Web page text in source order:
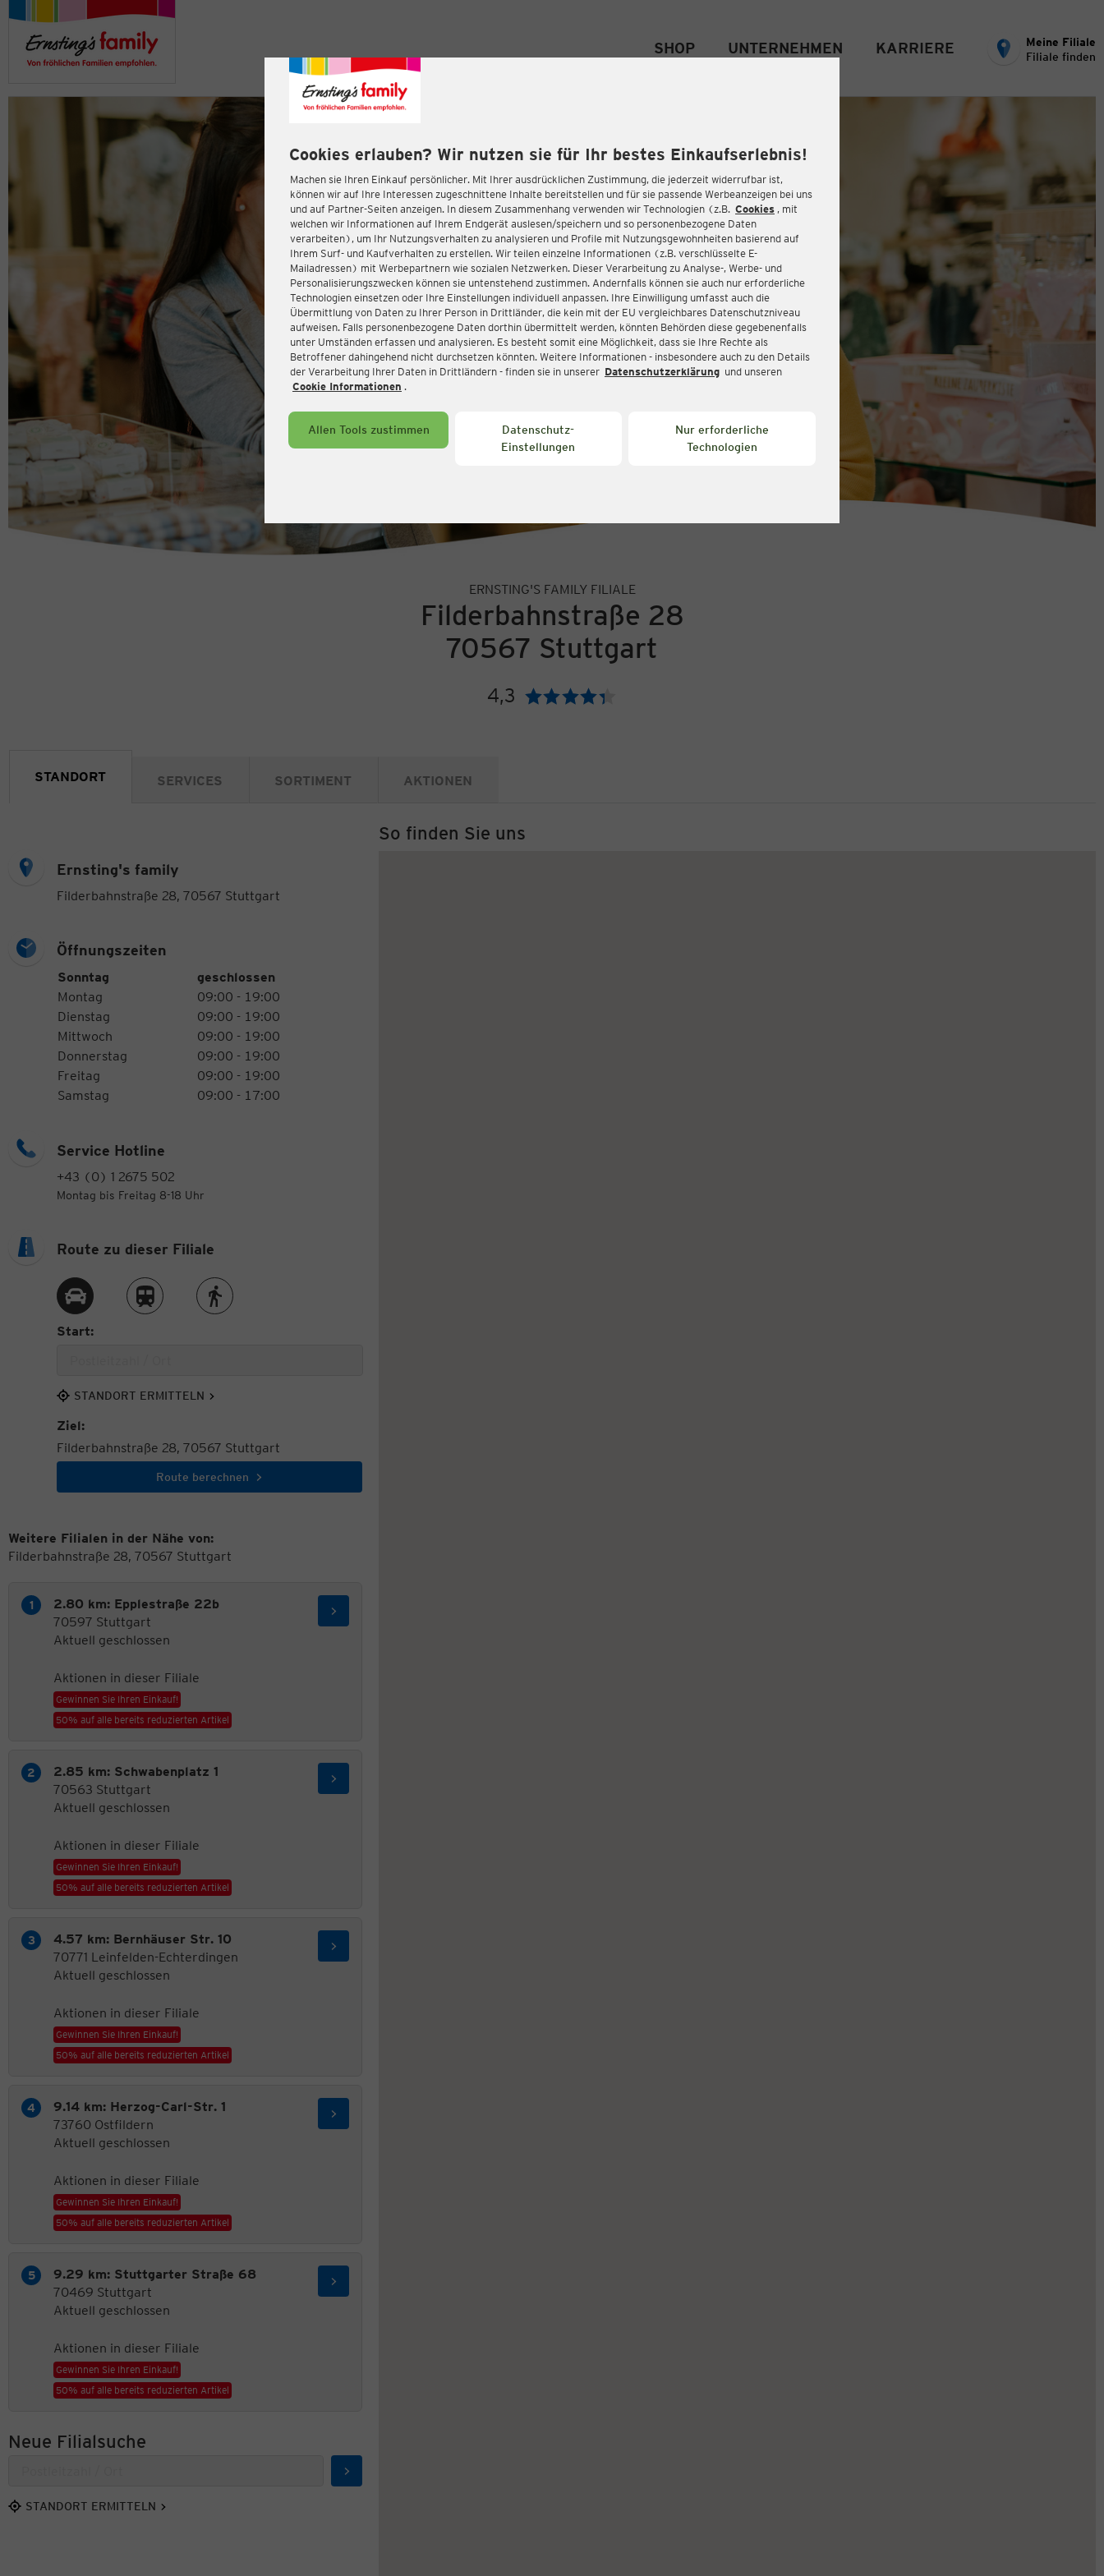
Cookies erlauben? Wir nutzen sie für Ihr bestes Einkaufserlebnis!
Machen sie Ihren Einkauf persönlicher. Mit Ihrer ausdrücklichen Zustimmung, die jederzeit widerrufbar ist,
können wir auf Ihre Interessen zugeschnittene Inhalte bereitstellen und für sie passende Werbeanzeigen bei uns
und auf Partner-Seiten anzeigen. In diesem Zusammenhang verwenden wir Technologien (z.B. Cookies , mit
welchen wir Informationen auf Ihrem Endgerät auslesen/speichern und so personenbezogene Daten
verarbeiten), um Ihr Nutzungsverhalten zu analysieren und Profile mit Nutzungsgewohnheiten basierend auf
Ihrem Surf- und Kaufverhalten zu erstellen. Wir teilen einzelne Informationen (z.B. verschlüsselte E-
Mailadressen) mit Werbepartnern wie sozialen Netzwerken. Dieser Verarbeitung zu Analyse-, Werbe- und
Personalisierungszwecken können sie untenstehend zustimmen. Andernfalls können sie auch nur erforderliche
Technologien einsetzen oder Ihre Einstellungen individuell anpassen. Ihre Einwilligung umfasst auch die
Übermittlung von Daten zu Ihrer Person in Drittländer, die kein mit der EU vergleichbares Datenschutzniveau
aufweisen. Falls personenbezogene Daten dorthin übermittelt werden, könnten Behörden diese gegebenenfalls
unter Umständen erfassen und analysieren. Es besteht somit eine Möglichkeit, dass sie Ihre Rechte als
Betroffener dahingehend nicht durchsetzen könnten. Weitere Informationen - insbesondere auch zu den Details
der Verarbeitung Ihrer Daten in Drittländern - finden sie in unserer Datenschutzerklärung und unseren
Cookie Informationen .
Allen Tools zustimmen
Datenschutz-
Einstellungen
Nur erforderliche
Technologien
SHOP UNTERNEHMEN KARRIERE
Meine Filiale
Filiale finden
ERNSTING'S FAMILY FILIALE
Filderbahnstraße 28
70567 Stuttgart
4,3 Bewertung:
STANDORT SERVICES SORTIMENT AKTIONEN
Ernsting's family
Filderbahnstraße 28, 70567 Stuttgart
Öffnungszeiten
Öffnungszeiten
Wochentag
Sonntag
geschlossen
Montag
09:00 - 19:00
Dienstag
09:00 - 19:00
Mittwoch
09:00 - 19:00
Donnerstag
09:00 - 19:00
Freitag
09:00 - 19:00
Samstag
09:00 - 17:00
Service Hotline
+43 (0) 1 2675 502
Montag bis Freitag 8-18 Uhr
So finden Sie uns
Route zu dieser Filiale
Route per AutoRoute per ZugRoute zu Fuß
Start:
STANDORT ERMITTELN
Ziel:
Filderbahnstraße 28, 70567 Stuttgart
Route berechnen
Weitere Filialen in der Nähe von:
Filderbahnstraße 28, 70567 Stuttgart
2.80 km: Epplestraße 22b
70597 Stuttgart
Aktuell geschlossen
Aktionen in dieser Filiale
Gewinnen Sie Ihren Einkauf!
50% auf alle bereits reduzierten Artikel
2.85 km: Schwabenplatz 1
70563 Stuttgart
Aktuell geschlossen
Aktionen in dieser Filiale
Gewinnen Sie Ihren Einkauf!
50% auf alle bereits reduzierten Artikel
4.57 km: Bernhäuser Str. 10
70771 Leinfelden-Echterdingen
Aktuell geschlossen
Aktionen in dieser Filiale
Gewinnen Sie Ihren Einkauf!
50% auf alle bereits reduzierten Artikel
9.14 km: Herzog-Carl-Str. 1
73760 Ostfildern
Aktuell geschlossen
Aktionen in dieser Filiale
Gewinnen Sie Ihren Einkauf!
50% auf alle bereits reduzierten Artikel
9.29 km: Stuttgarter Straße 68
70469 Stuttgart
Aktuell geschlossen
Aktionen in dieser Filiale
Gewinnen Sie Ihren Einkauf!
50% auf alle bereits reduzierten Artikel
Neue Filialsuche
Suchen
STANDORT ERMITTELN